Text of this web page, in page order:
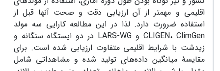
اقلیمی و مهم­تر از آن ارزیابی دقت و صحت آن­ها قبل از
استفاده ضرورت دارد. لذا در این مطالعه کارایی سه مولد
CLIGEN، ClimGen و LARS-WG در دو ایستگاه سنگانه و
زیدشت با شرایط اقلیمی متفاوت ارزیابی شده است. برای
مقایسۀ میانگین داده‌های تولید شده و مشاهداتی شامل